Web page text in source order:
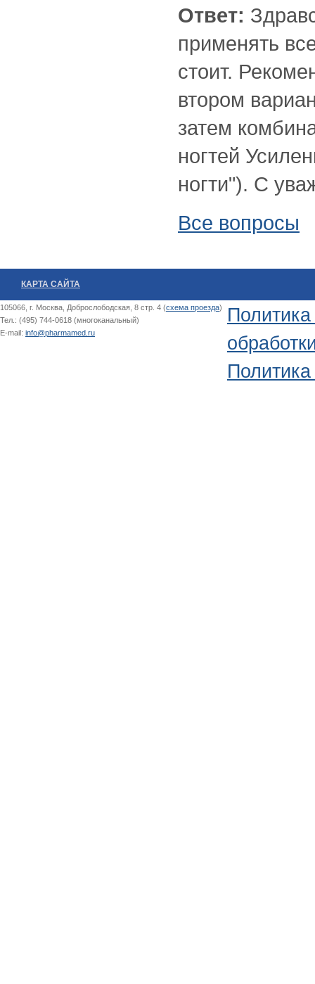
Ответ:
применять
стоит.
втором
затем
ногтей
ногти"). С
Все вопросы
КАРТА САЙТА
105066, г. Москва, Доброслободская, 8 стр. 4 (схема проезда)
Тел.: (495) 744-0618 (многоканальный)
E-mail: info@pharmamed.ru